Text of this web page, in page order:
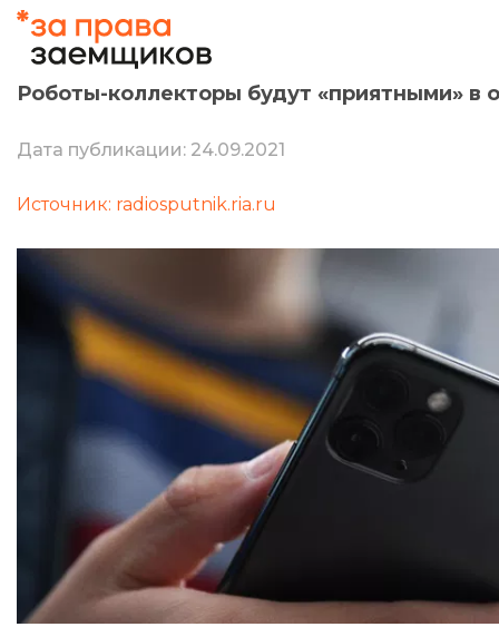
Роботы-коллекторы будут «приятными» в
Дата публикации: 24.09.2021
Источник: radiosputnik.ria.ru